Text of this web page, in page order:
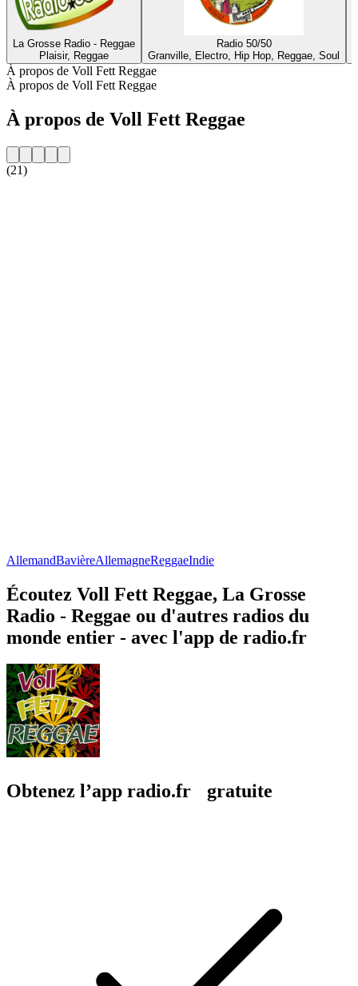
La Grosse Radio - Reggae
Plaisir, Reggae
Radio 50/50
Granville, Electro, Hip Hop, Reggae, Soul
À propos de Voll Fett Reggae
À propos de Voll Fett Reggae
À propos de Voll Fett Reggae
(21)
AllemandBavièreAllemagneReggaeIndie
Écoutez Voll Fett Reggae, La Grosse
Radio - Reggae ou d'autres radios du
monde entier - avec l'app de radio.fr
Obtenez l’app radio.fr gratuite